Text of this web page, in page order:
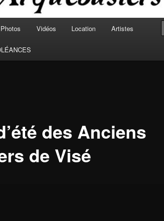
Photos Vidéos Location Artistes
des Anciens
de Visé